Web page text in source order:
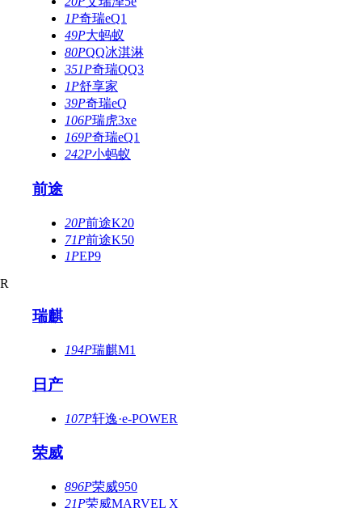
1P奇瑞eQ1
49P大蚂蚁
80PQQ冰淇淋
351P奇瑞QQ3
1P舒享家
39P奇瑞eQ
106P瑞虎3xe
169P奇瑞eQ1
242P小蚂蚁
前途
20P前途K20
71P前途K50
1PEP9
R
瑞麒
194P瑞麒M1
日产
107P轩逸·e-POWER
荣威
896P荣威950
21P荣威MARVEL X